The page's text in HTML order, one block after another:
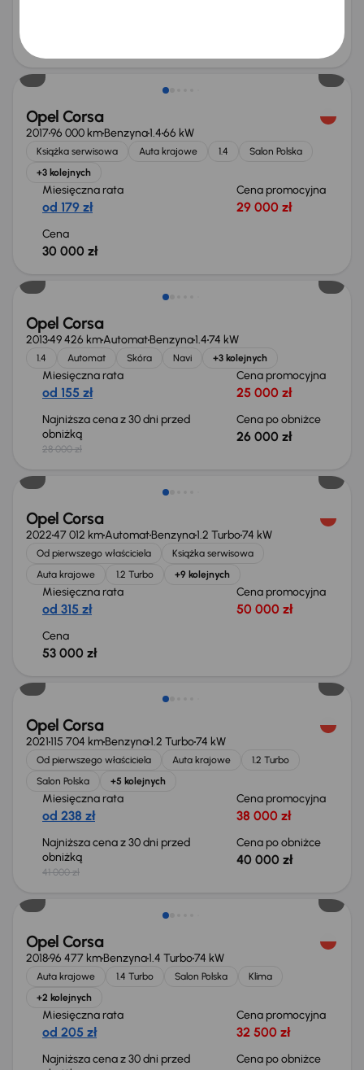
Opel Corsa
201796 000 kmBenzyna1.466 kW
Książka serwisowa Auta krajowe 1.4
Salon Polska
+3 kolejnych
Miesięczna rata
od 179 zł
Cena promocyjna
29 000 zł
Cena
30 000 zł
Opel Corsa
201349 426 kmAutomatBenzyna1.474 kW
1.4 Automat Skóra Navi +3 kolejnych
Miesięczna rata
od 155 zł
Cena promocyjna
25 000 zł
Najniższa cena z 30 dni przed
obniżką
28 000 zł
Cena po obniżce
26 000 zł
Świeżo skupione
Opel Corsa
202247 012 kmAutomatBenzyna1.2 Turbo74 kW
Od pierwszego właściciela
Książka serwisowa
Auta krajowe
1.2 Turbo +9 kolejnych
Miesięczna rata
od 315 zł
Cena promocyjna
50 000 zł
Cena
53 000 zł
Taniej o 1 000 zł
Opel Corsa
2021115 704 kmBenzyna1.2 Turbo74 kW
Od pierwszego właściciela Auta krajowe
1.2 Turbo
Salon Polska
+5 kolejnych
Miesięczna rata
od 238 zł
Cena promocyjna
38 000 zł
Najniższa cena z 30 dni przed
obniżką
41 000 zł
Cena po obniżce
40 000 zł
Taniej o 500 zł
Opel Corsa
201896 477 kmBenzyna1.4 Turbo74 kW
Auta krajowe 1.4 Turbo Salon Polska
Klima
+2 kolejnych
Miesięczna rata
od 205 zł
Cena promocyjna
32 500 zł
Najniższa cena z 30 dni przed
Cena po obniżce